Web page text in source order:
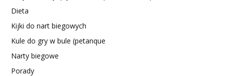
Dieta
Kijki do nart biegowych
Kule do gry w bule (petanque
Narty biegowe
Porady